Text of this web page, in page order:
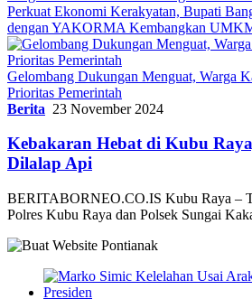
Perkuat Ekonomi Kerakyatan, Bupati
dengan YAKORMA Kembangkan
Gelombang Dukungan Menguat, Warga
Prioritas Pemerintah
Berita 23 November 2024
Kebakaran Hebat di Kubu
Dilalap Api
BERITABORNEO.CO.IS Kubu Raya –
Polres Kubu Raya dan Polsek Sungai